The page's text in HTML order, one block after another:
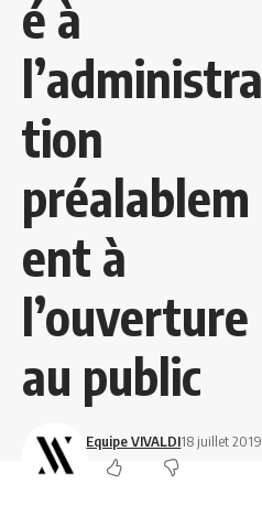
é à
l’administra
tion
préalablem
ent à
l’ouverture
au public
Equipe VIVALDI18 juillet 2019